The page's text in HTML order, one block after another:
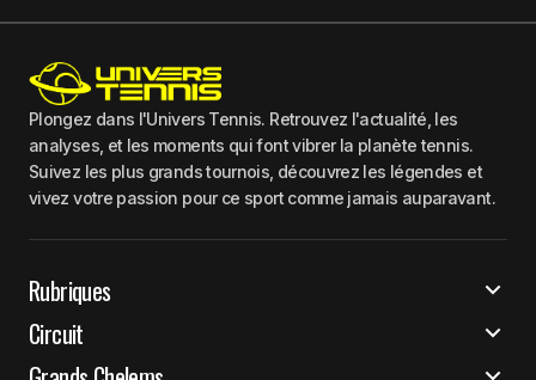
Plongez dans l'Univers Tennis. Retrouvez l'actualité, les
analyses, et les moments qui font vibrer la planète tennis.
Suivez les plus grands tournois, découvrez les légendes et
vivez votre passion pour ce sport comme jamais auparavant.
Rubriques
Circuit